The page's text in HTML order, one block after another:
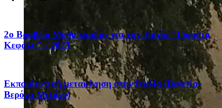
2ο Βραβείο Μυθοπλασίας για την Ταινία "Γυριστό
Κεφάλι;" - 2023
Eκπαιδευτική μετακίνηση στην Ιταλία (Βενετία-
Βερόνα-Μιλάνο)